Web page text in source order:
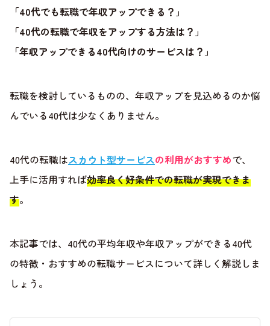
「40代でも転職で年収アップできる？」
「40代の転職で年収をアップする方法は？」
「年収アップできる40代向けのサービスは？」
転職を検討しているものの、年収アップを見込めるのか悩
んでいる40代は少なくありません。
40代の転職はスカウト型サービスの利用がおすすめで、
上手に活用すれば効率良く好条件での転職が実現できま
す。
本記事では、40代の平均年収や年収アップができる40代
の特徴・おすすめの転職サービスについて詳しく解説しま
しょう。